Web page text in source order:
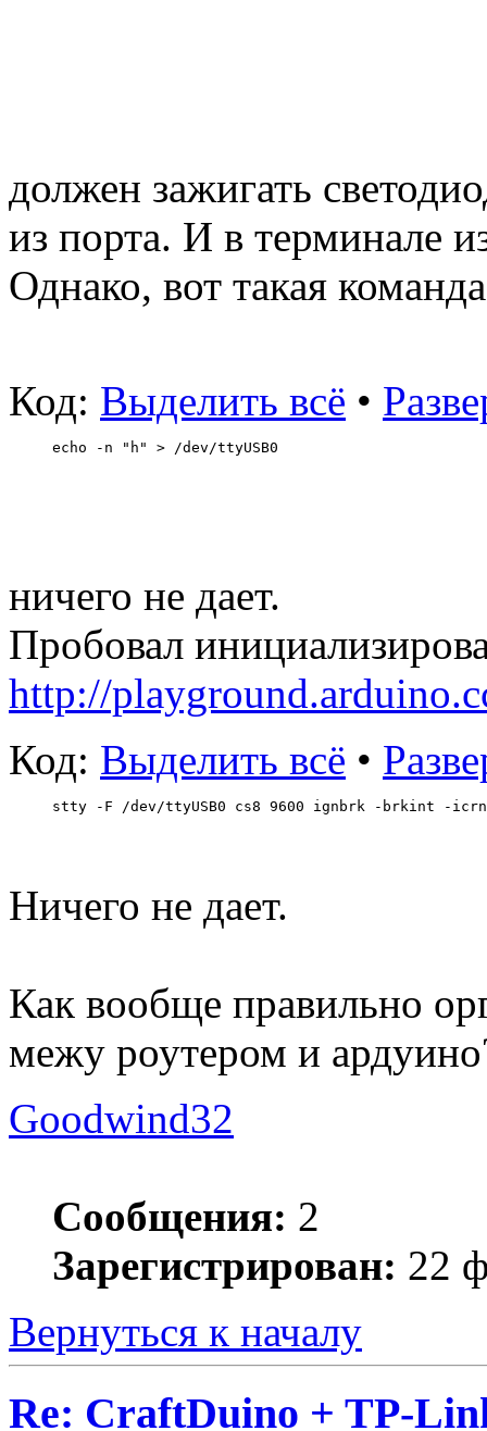
должен зажигать
из порта. И в терминале
Однако, вот такая
Код: Выделить всё •
echo -n "h" > /dev/ttyUSB0
ничего не дает.
Пробовал
http://
Код: Выделить всё •
stty -F /dev/ttyUSB0 cs8 9600 ignbrk -brkint -
Ничего не дает.
Как вообще правильно
межу роутером и
Goodwind32
Сообщения: 2
Зарегистрирован: 22
Вернуться к началу
Re: CraftDuino + TP-